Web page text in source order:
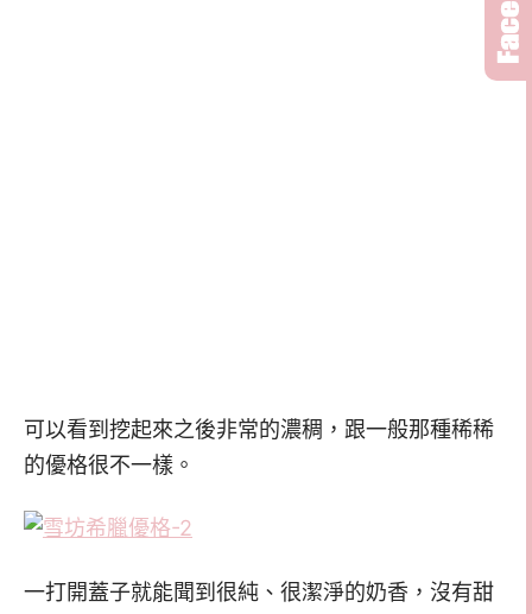
可以看到挖起來之後非常的濃稠，跟一般那種稀稀
的優格很不一樣。
一打開蓋子就能聞到很純、很潔淨的奶香，沒有甜